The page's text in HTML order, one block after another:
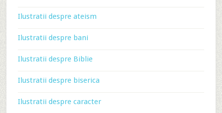
Ilustratii despre ateism
Ilustratii despre bani
Ilustratii despre Biblie
Ilustratii despre biserica
Ilustratii despre caracter